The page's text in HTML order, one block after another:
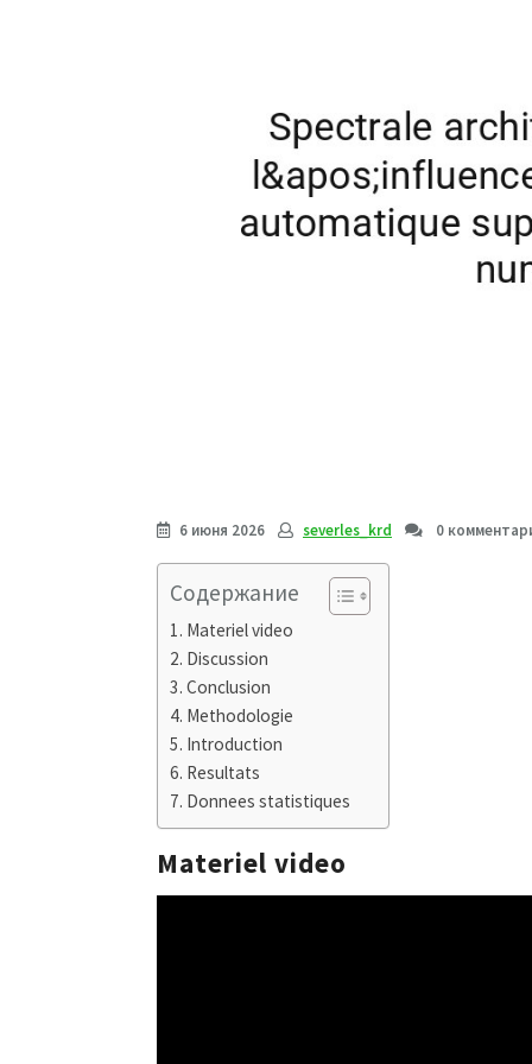
6 июня 2026 severles_krd 0
Содержание
Materiel video
Discussion
Conclusion
Methodologie
Introduction
Resultats
Donnees statistiques
Materiel video